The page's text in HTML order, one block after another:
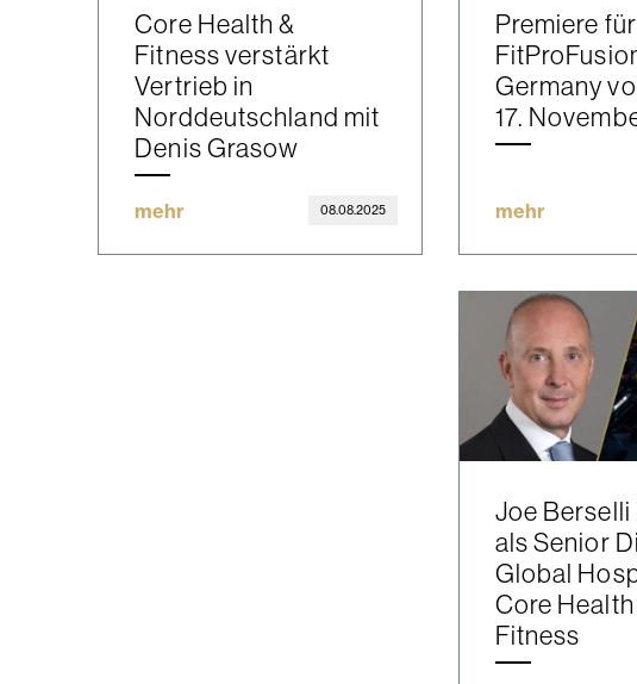
Core Health &
Fitness verstärkt
Vertrieb in
Norddeutschland mit
Denis Grasow
mehr 08.08.2025
Premiere
Germany
17.
mehr
Joe Berselli
als Senior
Global
Core Health
Fitness